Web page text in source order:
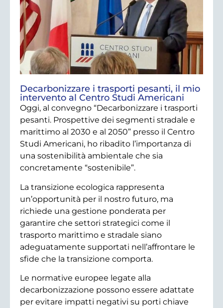
Decarbonizzare i trasporti pesanti, il mio
intervento al Centro Studi Americani
Oggi, al convegno “Decarbonizzare i trasporti
pesanti. Prospettive dei segmenti stradale e
marittimo al 2030 e al 2050” presso il Centro
Studi Americani, ho ribadito l’importanza di
una sostenibilità ambientale che sia
concretamente “sostenibile”.
La transizione ecologica rappresenta
un’opportunità per il nostro futuro, ma
richiede una gestione ponderata per
garantire che settori strategici come il
trasporto marittimo e stradale siano
adeguatamente supportati nell’affrontare le
sfide che la transizione comporta.
Le normative europee legate alla
decarbonizzazione possono essere adattate
per evitare impatti negativi su porti chiave